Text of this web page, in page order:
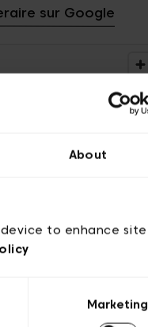
About
to enhance site
Marketing
sur Google